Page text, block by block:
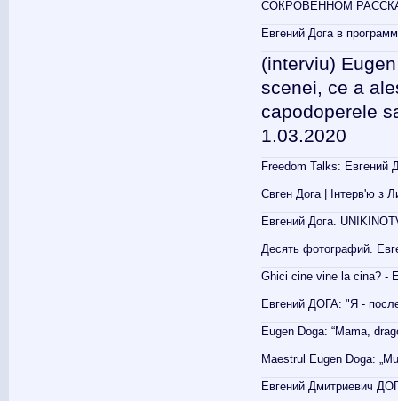
СОКРОВЕННОМ
Евгений Дога в
(interviu)
scenei, ce a
capodoperele
1.03.2020
Freedom Talks: Евгений
Євген Дога | Інтерв'ю з
Евгений Дога.
Десять фотографий.
Ghici cine vine la cina? -
Евгений ДОГА: "Я -
Eugen Doga: “Mama,
Maestrul Eugen Doga:
Евгений Дмитриевич